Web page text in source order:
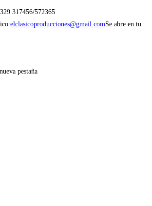
317456/572365
elclasicoproducciones@gmail.comSe abre en tu
pestaña